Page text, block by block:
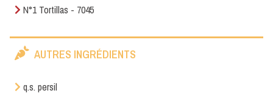
N°1 Tortillas - 7045
AUTRES INGRÉDIENTS
q.s. persil